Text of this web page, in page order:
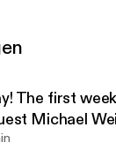
for high end
and
Support
support
The first
Michael